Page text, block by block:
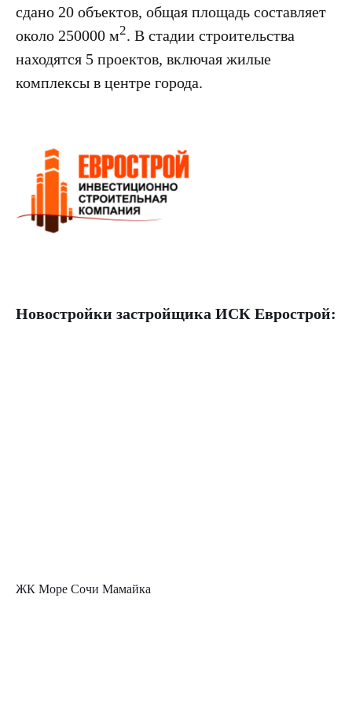
сдано 20 объектов, общая площадь составляет
около 250000 м2. В стадии строительства
находятся 5 проектов, включая жилые
комплексы в центре города.
Новостройки застройщика ИСК Еврострой:
ЖК Море Сочи Мамайка